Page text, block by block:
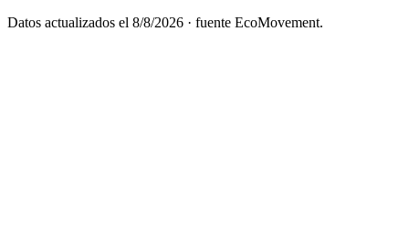
Datos actualizados el 8/8/2026 · fuente EcoMovement.